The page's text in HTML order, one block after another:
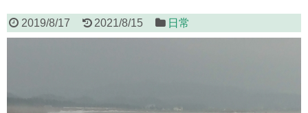
2019/8/17 2021/8/15 日常